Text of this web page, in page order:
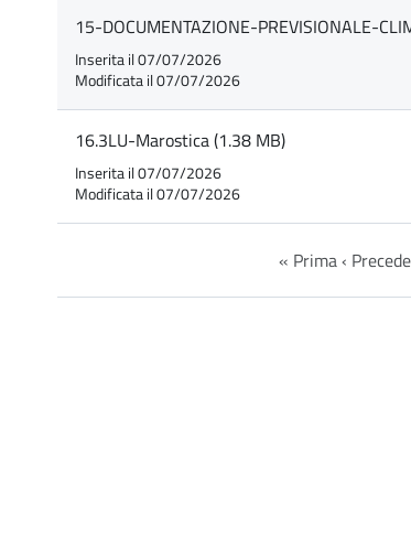
15-DOCUMENTAZIONE-PREVISIONALE-
Inserita il 07/07/2026
Modificata il 07/07/2026
16.3LU-Marostica (1.38 MB)
Inserita il 07/07/2026
Modificata il 07/07/2026
« Prima‹